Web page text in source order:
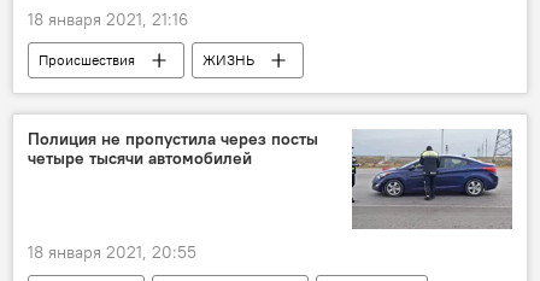
18 января 2021, 21:16
Происшествия
ЖИЗНЬ
Азербайджан
Новости
Полиция не пропустила через посты
четыре тысячи автомобилей
18 января 2021, 20:55